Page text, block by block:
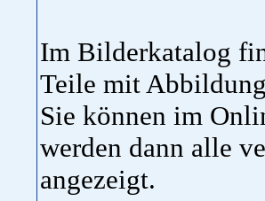
Im Bilderkatalog
Teile mit
Sie können im
werden dann alle
angezeigt.